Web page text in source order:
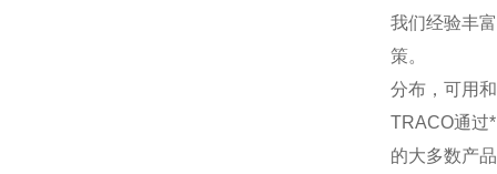
我们经验丰
策。
分布，可用
TRACO通过
的大多数产